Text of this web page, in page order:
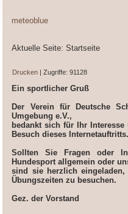
meteoblue
Aktuelle Seite:Startseite
Drucken | Zugriffe: 91128
Ein sportlicher Gruß
Der Verein für Deutsche
Umgebung e.V.,
bedankt sich für Ihr
Besuch dieses Internetauftritts.
Sollten Sie Fragen oder
Hundesport allgemein oder
sind sie herzlich
Übungszeiten zu besuchen.
Gez. der Vorstand